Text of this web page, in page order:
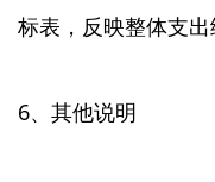
标表，反映整体支出
6、其他说明